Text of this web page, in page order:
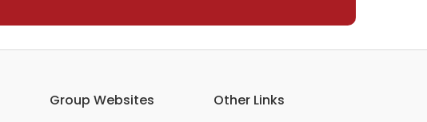
Group Websites
Other Links